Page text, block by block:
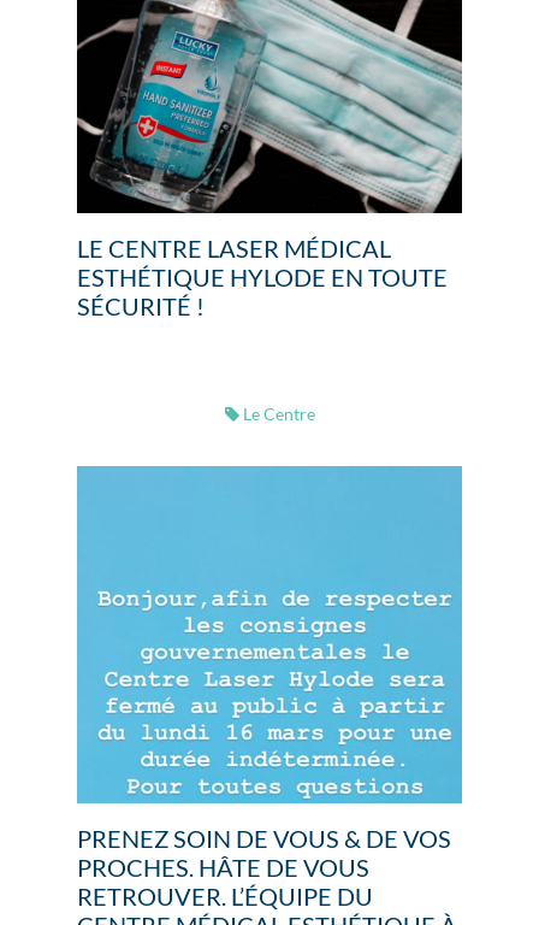
LE CENTRE LASER MÉDICAL
ESTHÉTIQUE HYLODE EN TOUTE
SÉCURITÉ !
Le Centre
PRENEZ SOIN DE VOUS & DE VOS
PROCHES. HÂTE DE VOUS
RETROUVER. L’ÉQUIPE DU